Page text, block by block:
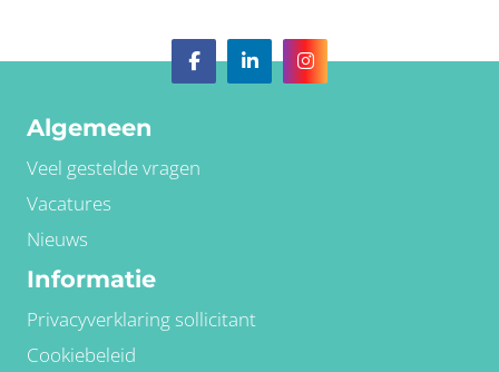
Algemeen
Veel gestelde vragen
Vacatures
Nieuws
Informatie
Privacyverklaring sollicitant
Cookiebeleid